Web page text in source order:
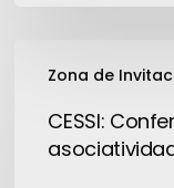
Zona de
Conferencia
CESSI: